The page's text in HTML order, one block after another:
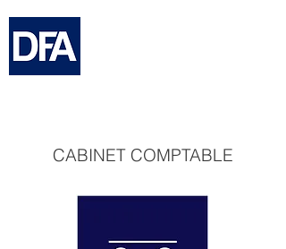
CABINET COMPTABLE